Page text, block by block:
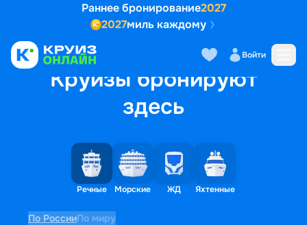
Раннее бронирование2027
2027миль каждому
Войти
Круизы бронируют
здесь
Речные Морские ЖД Яхтенные
По РоссииПо миру